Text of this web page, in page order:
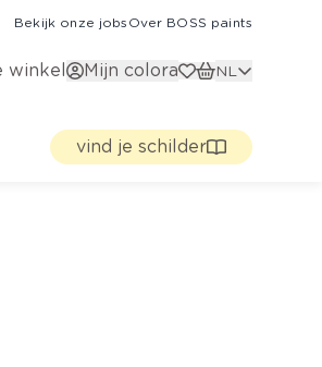
Bekijk onze jobs Over BOSS paints
winkel Mijn colora NL
vind je schilder